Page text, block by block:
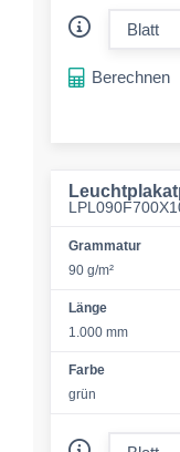
Berechnen
Grammatur
90 g/m²
Länge
1.000 mm
Farbe
grün